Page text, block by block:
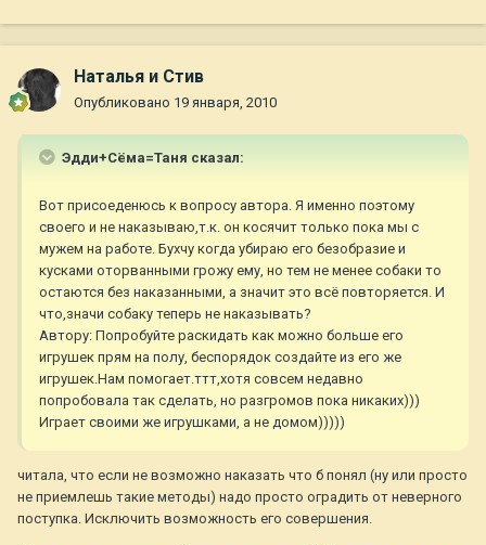
Наталья и Стив
Опубликовано 19 января, 2010
Эдди+Сёма=Таня сказал:
Вот присоеденюсь к вопросу автора. Я именно поэтому
своего и не наказываю,т.к. он косячит только пока мы с
мужем на работе. Бухчу когда убираю его безобразие и
кусками оторванными грожу ему, но тем не менее собаки то
остаются без наказанными, а значит это всё повторяется. И
что,значи собаку теперь не наказывать?
Автору: Попробуйте раскидать как можно больше его
игрушек прям на полу, беспорядок создайте из его же
игрушек.Нам помогает.ттт,хотя совсем недавно
попробовала так сделать, но разгромов пока никаких)))
Играет своими же игрушками, а не домом)))))
читала, что если не возможно наказать что б понял (ну или просто
не приемлешь такие методы) надо просто оградить от неверного
поступка. Исключить возможность его совершения.